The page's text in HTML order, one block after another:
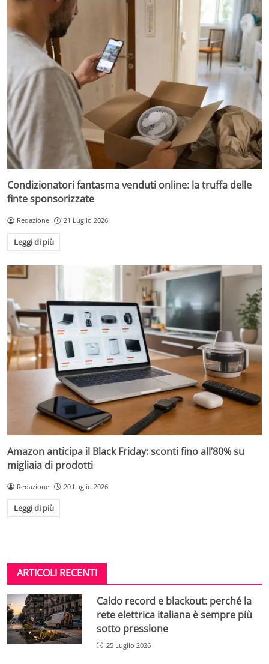
Condizionatori fantasma venduti online: la truffa delle
finte sponsorizzate
Redazione 21 Luglio 2026
Leggi di più
Amazon anticipa il Black Friday: sconti fino all’80% su
migliaia di prodotti
Redazione 20 Luglio 2026
Leggi di più
ARTICOLI RECENTI
Caldo record e blackout: perché la
rete elettrica italiana è sempre più
sotto pressione
25 Luglio 2026